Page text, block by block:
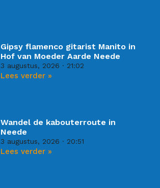
Gipsy flamenco gitarist Manito in
Hof van Moeder Aarde Neede
3 augustus, 2026 21:02
Lees verder »
Wandel de kabouterroute in
Neede
3 augustus, 2026 20:51
Lees verder »